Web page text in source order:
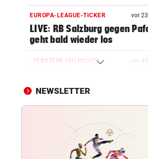
EUROPA-LEAGUE-TICKER vor
LIVE: RB Salzburg gegen
geht bald wieder los
„VERSTEHE ICH NICHT“ vor
Morddrohungen aus
ABSCHIED AUS ENGLAND
zum FC Barcelona
CONFERENCE LEAGUE
NEWSLETTER